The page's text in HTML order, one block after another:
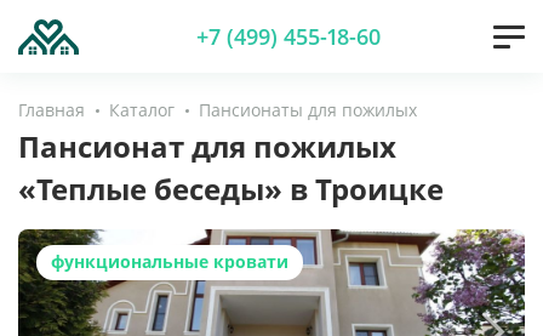
+7 (499) 455-18-60
Главная Каталог Пансионаты для пожилых
Пансионат для пожилых
«Теплые беседы» в Троицке
функциональные кровати